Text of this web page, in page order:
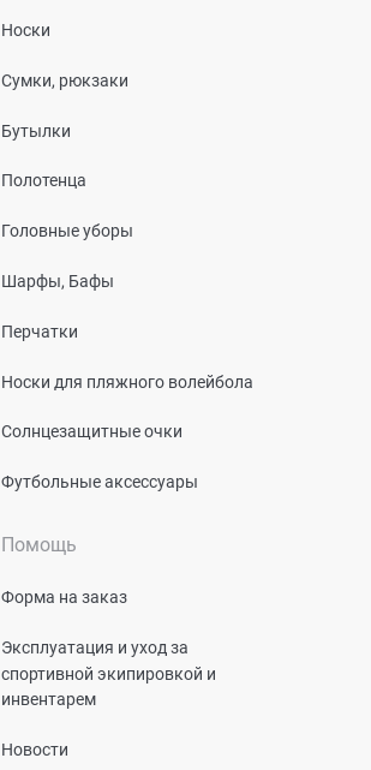
Носки
Сумки, рюкзаки
Бутылки
Полотенца
Головные уборы
Шарфы, Бафы
Перчатки
Носки для пляжного волейбола
Солнцезащитные очки
Футбольные аксессуары
Помощь
Форма на заказ
Эксплуатация и уход за
спортивной экипировкой и
инвентарем
Новости